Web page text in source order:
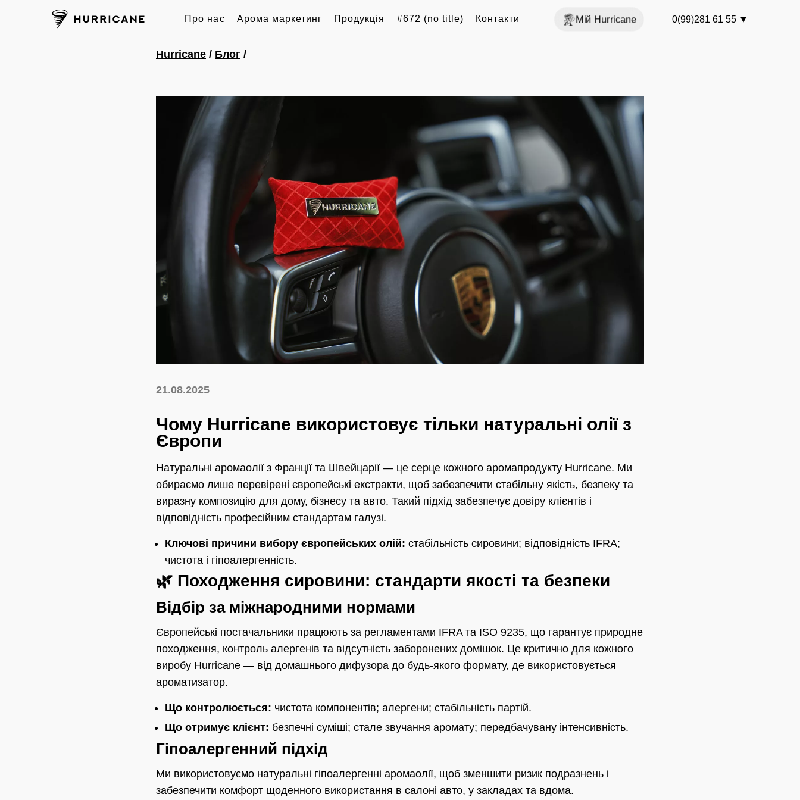
Про нас Арома маркетинг Продукція #672 (no title) Контакти Мій Hurricane 0(99)281 61 55 ▼
Hurricane / Блог /
21.08.2025
Чому Hurricane використовує тільки натуральні олії з
Європи
Натуральні аромаолії з Франції та Швейцарії — це серце кожного аромапродукту Hurricane. Ми
обираємо лише перевірені європейські екстракти, щоб забезпечити стабільну якість, безпеку та
виразну композицію для дому, бізнесу та авто. Такий підхід забезпечує довіру клієнтів і
відповідність професійним стандартам галузі.
Ключові причини вибору європейських олій: стабільність сировини; відповідність IFRA;
чистота і гіпоалергенність.
🌿 Походження сировини: стандарти якості та безпеки
Відбір за міжнародними нормами
Європейські постачальники працюють за регламентами IFRA та ISO 9235, що гарантує природне
походження, контроль алергенів та відсутність заборонених домішок. Це критично для кожного
виробу Hurricane — від домашнього дифузора до будь-якого формату, де використовується
ароматизатор.
Що контролюється: чистота компонентів; алергени; стабільність партій.
Що отримує клієнт: безпечні суміші; стале звучання аромату; передбачувану інтенсивність.
Гіпоалергенний підхід
Ми використовуємо натуральні гіпоалергенні аромаолії, щоб зменшити ризик подразнень і
забезпечити комфорт щоденного використання в салоні авто, у закладах та вдома.